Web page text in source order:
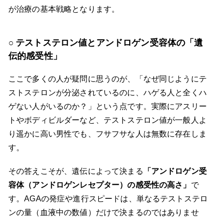
が治療の基本戦略となります。
テストステロン値とアンドロゲン受容体の「遺
伝的感受性」
ここで多くの人が疑問に思うのが、「なぜ同じようにテ
ストステロンが分泌されているのに、ハゲる人と全くハ
ゲない人がいるのか？」という点です。実際にアスリー
トやボディビルダーなど、テストステロン値が一般人よ
り遥かに高い男性でも、フサフサな人は無数に存在しま
す。
その答えこそが、遺伝によって決まる 「アンドロゲン受
容体（アンドロゲンレセプター）の感受性の高さ」 で
す。AGAの発症や進行スピードは、単なるテストステロ
ンの量（血液中の数値）だけで決まるのではありませ